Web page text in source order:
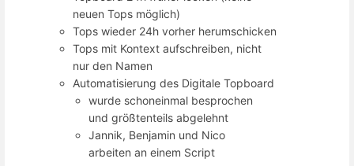
neuen Tops möglich)
Tops wieder 24h vorher herumschicken
Tops mit Kontext aufschreiben, nicht
nur den Namen
Automatisierung des Digitale Topboard
wurde schoneinmal besprochen
und größtenteils abgelehnt
Jannik, Benjamin und Nico
arbeiten an einem Script